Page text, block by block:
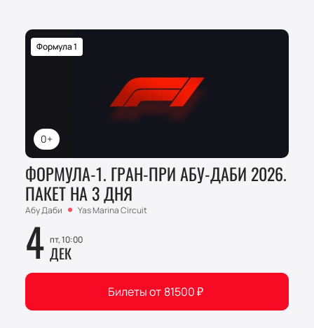
0+
Формула 1
ФОРМУЛА-1. ГРАН-ПРИ АБУ-ДАБИ 2026.
ПАКЕТ НА 3 ДНЯ
Абу Даби Yas Marina Circuit
4 пт, 10:00
ДЕК
Билеты от 81500₽